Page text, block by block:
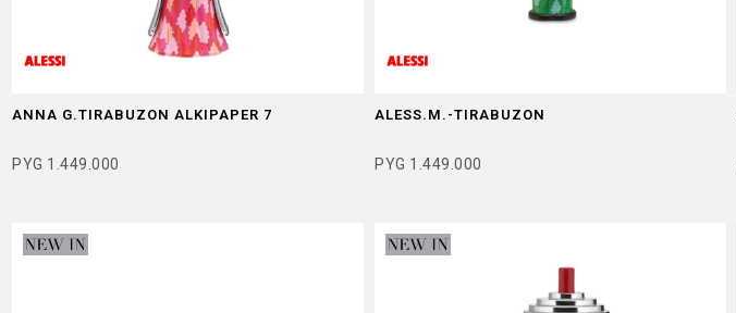
ANNA G.TIRABUZON ALKIPAPER 7
PYG 1.449.000
ALESS.M.-TIRABUZON
PYG 1.449.000